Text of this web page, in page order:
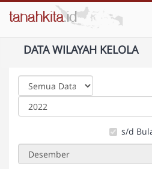
DATA WILAYAH KELOLA
s/d